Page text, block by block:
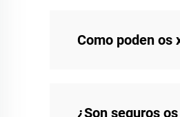
Como poden os
¿Son seguros